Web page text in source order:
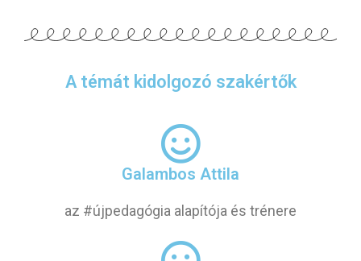
A témát kidolgozó szakértők
Galambos Attila
az #újpedagógia alapítója és trénere